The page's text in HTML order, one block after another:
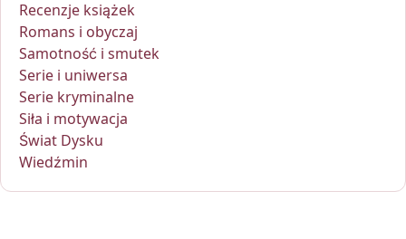
Recenzje książek
Romans i obyczaj
Samotność i smutek
Serie i uniwersa
Serie kryminalne
Siła i motywacja
Świat Dysku
Wiedźmin